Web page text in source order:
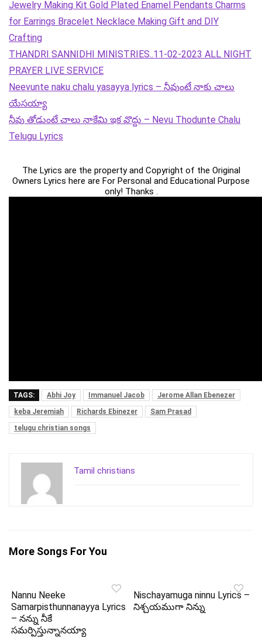
Jewelry Making Kit Gold Plated Enamel Pendants Charms
for Earrings Bracelet Necklace Making Gift and DIY
Crafting
THANDRI SANNIDHI MINISTRIES..11-02-2023 ALL NIGHT
PRAYER LIVE SERVICE
Neevunte naku chalu yasayya lyrics – నీవుంటే నాకు చాలు
యేసయ్యా
నీవు తోడుంటే చాలు నాకేమి ఇక వొద్దు – Nevu Thodunte Chalu
Telugu Lyrics
The Lyrics are the property and Copyright of the Original
Owners Lyrics here are For Personal and Educational Purpose
only! Thanks .
TAGS: Abhi Joy Immanuel Jacob
Jerome Allan Ebenezer
keba Jeremiah
Richards Ebinezer
Sam Prasad
telugu christian songs
Tamil christians
More Songs For You
Nannu Neeke
Samarpisthunnanayya Lyrics
– నన్ను నీకే
సమర్పిస్తున్నానయ్యా
Nischayamuga ninnu Lyrics –
నిశ్చయముగా నిన్ను